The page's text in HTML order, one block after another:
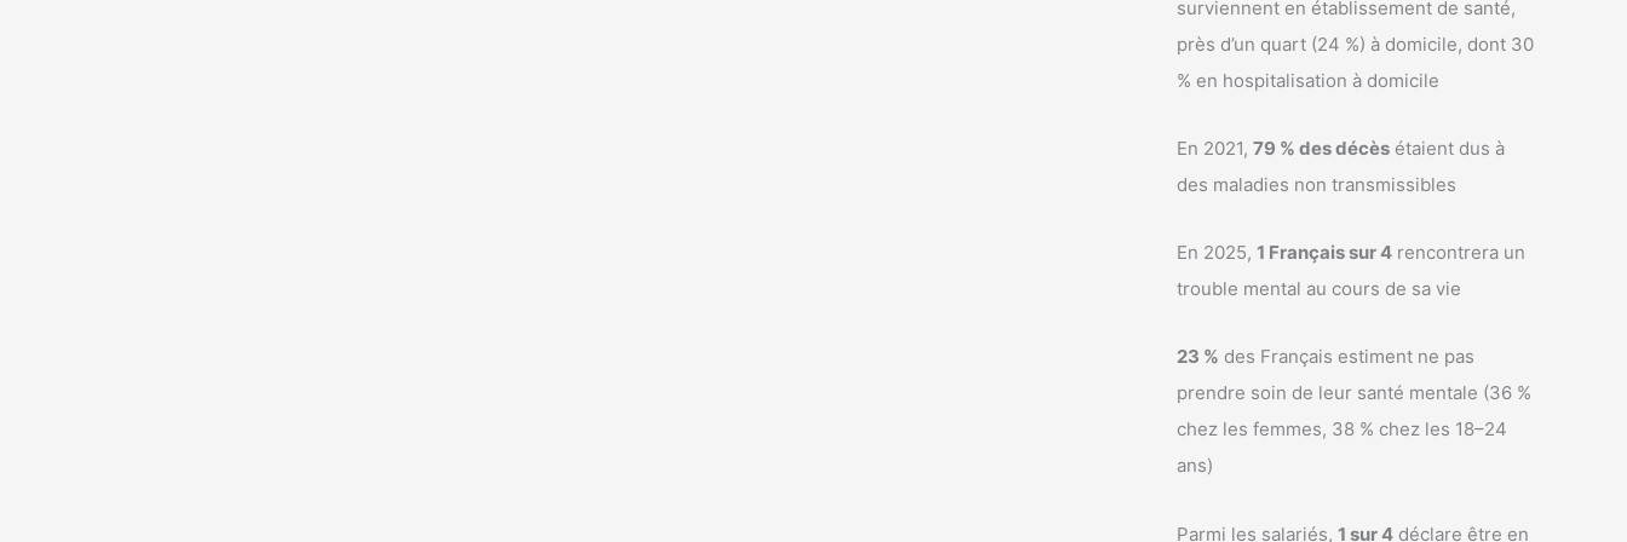
surviennent en établissement de santé,
près d’un quart (24 %) à domicile, dont 30
% en hospitalisation à domicile
En 2021, 79 % des décès étaient dus à
des maladies non transmissibles
En 2025, 1 Français sur 4 rencontrera un
trouble mental au cours de sa vie
23 % des Français estiment ne pas
prendre soin de leur santé mentale (36 %
chez les femmes, 38 % chez les 18–24
ans)
Parmi les salariés, 1 sur 4 déclare être en